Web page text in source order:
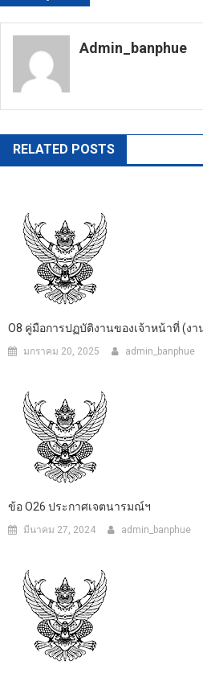
เรื่อง
Admin_banphue
RELATED POSTS
O8 คู่มือการปฏบัติงานของเจ้าหน้าที่ (ง
มกราคม 20, 2025 admin_banphue
ข้อ O26 ประกาศเจตนารมณ์ฯ
มีนาคม 27, 2024 admin_banphue